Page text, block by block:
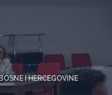
I HERCEGOVINE